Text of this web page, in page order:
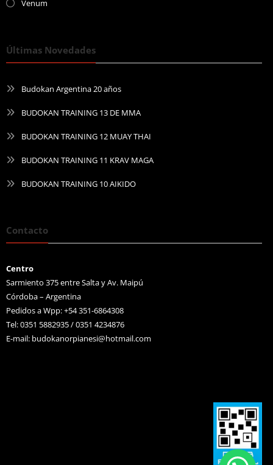
Venum
Últimas Novedades
Budokan Argentina 20 años
BUDOKAN TRAINING 13 DE MMA
BUDOKAN TRAINING 12 MUAY THAI
BUDOKAN TRAINING 11 KRAV MAGA
BUDOKAN TRAINING 10 AIKIDO
Contacto
Centro
Sarmiento 375 entre Salta y Av. Maipú
Córdoba – Argentina
Pedidos a Wpp: +54 351-6864308
Tel: 0351 5882935 / 0351 4234876
E-mail: budokanorpianesi@hotmail.com